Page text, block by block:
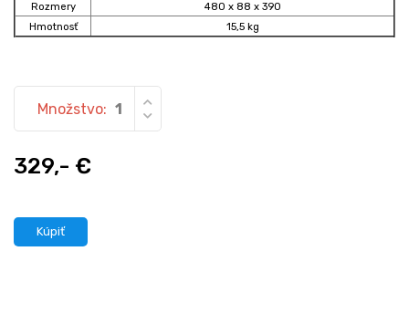
Rozmery
480 x 88 x 390
Hmotnosť
15,5 kg
Množstvo:
329,- €
Kúpiť